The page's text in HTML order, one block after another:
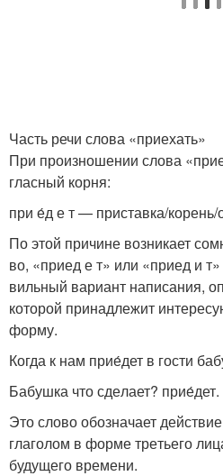
Часть речи слова «приехать»
При про­из­но­ше­нии сло­ва
глас­ный кор­ня:
при е́д е т — приставка/корень/
По этой при­чине воз­ни­ка­ет
во, «при­ед е т» или «при­ед и
виль­ный вари­ант напи­са­ния,
кото­рой при­над­ле­жит
фор­му.
Когда к нам прие́дет в гости
Бабушка что сде­ла­ет? прие́дет.
Это сло­во обо­зна­ча­ет
гла­го­лом в фор­ме тре­тье­го
буду­ще­го вре­ме­ни.